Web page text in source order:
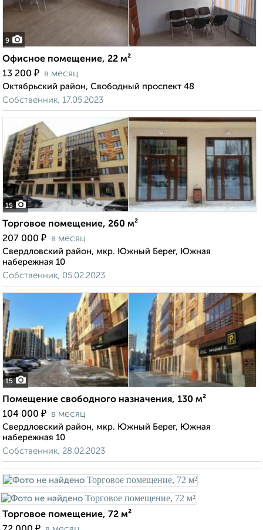
9
Офисное помещение, 22 м²
13 200 ₽ в месяц
Октябрьский район, Свободный проспект 48
Собственник, 17.05.2023
15
Торговое помещение, 260 м²
207 000 ₽ в месяц
Свердловский район, мкр. Южный Берег, Южная
набережная 10
Собственник, 05.02.2023
15
Помещение свободного назначения, 130 м²
104 000 ₽ в месяц
Свердловский район, мкр. Южный Берег, Южная
набережная 10
Собственник, 28.02.2023
Торговое помещение, 72 м²